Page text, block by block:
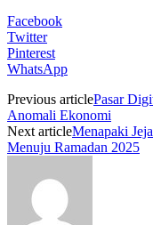
Facebook
Twitter
Pinterest
WhatsApp
Previous articlePasar
Anomali Ekonomi
Next articleMenapaki
Menuju Ramadan 2025